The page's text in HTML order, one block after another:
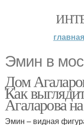
главная
Эмин в
Дом
Как
Агаларова
Эмин – видная